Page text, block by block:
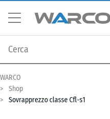
WARCO
Shop
Sovrapprezzo classe Cfl-s1